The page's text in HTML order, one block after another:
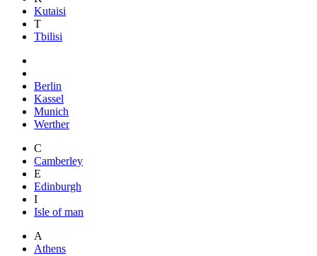
Kutaisi
T
Tbilisi
Berlin
Kassel
Munich
Werther
C
Camberley
E
Edinburgh
I
Isle of man
A
Athens